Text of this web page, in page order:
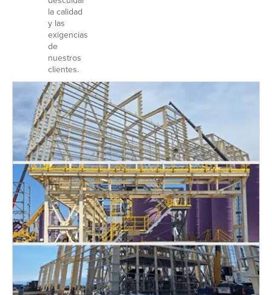
la calidad
y las
exigencias
de
nuestros
clientes.